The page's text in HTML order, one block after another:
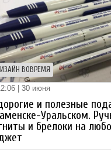
ВОВРЕМЯ
| 30 июня
и полезные
Уральском.
и брелоки на